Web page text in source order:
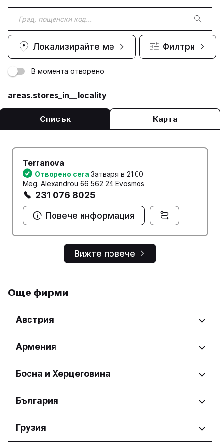
Локализирайте ме Филтри
В момента отворено
areas.stores_in__locality
Списък Карта
Terranova
Отворено сега Затваря в 21:00
Meg. Alexandrou 66 562 24 Evosmos
231 076 8025
Повече информация
Вижте повече
Още фирми
Австрия
Региони
Армения
Региони
Босна и Херцеговина
Региони
Федерација Босне и
България
Региони
Грузия